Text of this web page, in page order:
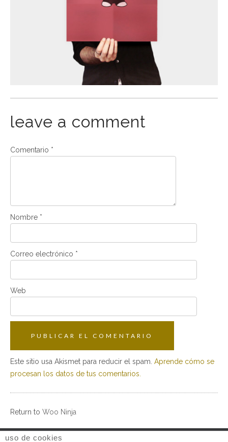
leave a comment
Comentario *
Nombre *
Correo electrónico *
Web
Este sitio usa Akismet para reducir el spam. Aprende cómo se
procesan los datos de tus comentarios.
Return to Woo Ninja
uso de cookies